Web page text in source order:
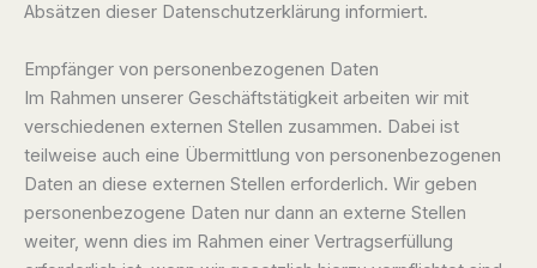
Absätzen dieser Datenschutzerklärung informiert.
Empfänger von personenbezogenen Daten
Im Rahmen unserer Geschäftstätigkeit arbeiten wir mit
verschiedenen externen Stellen zusammen. Dabei ist
teilweise auch eine Übermittlung von personenbezogenen
Daten an diese externen Stellen erforderlich. Wir geben
personenbezogene Daten nur dann an externe Stellen
weiter, wenn dies im Rahmen einer Vertragserfüllung